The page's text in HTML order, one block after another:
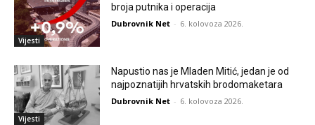
Vijesti
broja putnika i operacija
Dubrovnik Net - 6. kolovoza 2026.
Vijesti
Napustio nas je Mladen Mitić, jedan je od
najpoznatijih hrvatskih brodomaketara
Dubrovnik Net - 6. kolovoza 2026.